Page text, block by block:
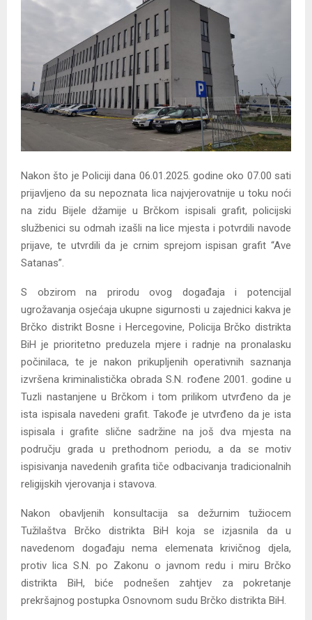
Nakon što je Policiji dana 06.01.2025. godine oko 07.00 sati
prijavljeno da su nepoznata lica najvjerovatnije u toku noći
na zidu Bijele džamije u Brčkom ispisali grafit, policijski
službenici su odmah izašli na lice mjesta i potvrdili navode
prijave, te utvrdili da je crnim sprejom ispisan grafit “Ave
Satanas”.
S obzirom na prirodu ovog događaja i potencijal
ugrožavanja osjećaja ukupne sigurnosti u zajednici kakva je
Brčko distrikt Bosne i Hercegovine, Policija Brčko distrikta
BiH je prioritetno preduzela mjere i radnje na pronalasku
počinilaca, te je nakon prikupljenih operativnih saznanja
izvršena kriminalistička obrada S.N. rođene 2001. godine u
Tuzli nastanjene u Brčkom i tom prilikom utvrđeno da je
ista ispisala navedeni grafit. Takođe je utvrđeno da je ista
ispisala i grafite slične sadržine na još dva mjesta na
području grada u prethodnom periodu, a da se motiv
ispisivanja navedenih grafita tiče odbacivanja tradicionalnih
religijskih vjerovanja i stavova.
Nakon obavljenih konsultacija sa dežurnim tužiocem
Tužilaštva Brčko distrikta BiH koja se izjasnila da u
navedenom događaju nema elemenata krivičnog djela,
protiv lica S.N. po Zakonu o javnom redu i miru Brčko
distrikta BiH, biće podnešen zahtjev za pokretanje
prekršajnog postupka Osnovnom sudu Brčko distrikta BiH.